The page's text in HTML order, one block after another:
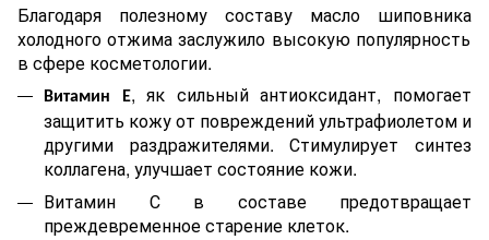
Благодаря полезному составу масло шиповника
холодного отжима заслужило высокую популярность
в сфере косметологии.
Витамин Е, як сильный антиоксидант, помогает
защитить кожу от повреждений ультрафиолетом и
другими раздражителями. Стимулирует синтез
коллагена, улучшает состояние кожи.
Витамин С в составе предотвращает
преждевременное старение клеток.